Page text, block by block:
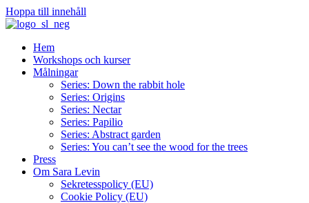
Hoppa till innehåll
Hem
Workshops och kurser
Målningar
Series: Down the rabbit hole
Series: Origins
Series: Nectar
Series: Papilio
Series: Abstract garden
Series: You can’t see the wood for the trees
Press
Om Sara Levin
Sekretesspolicy (EU)
Cookie Policy (EU)